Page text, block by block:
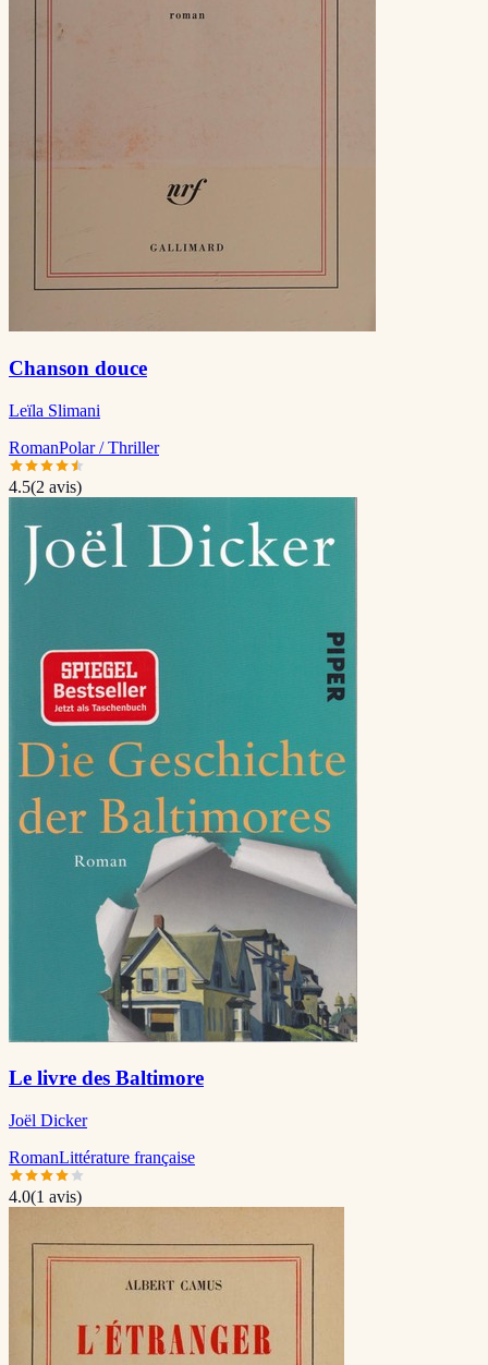
Chanson douce
Leïla Slimani
RomanPolar / Thriller
4.5(2 avis)
Le livre des Baltimore
Joël Dicker
RomanLittérature française
4.0(1 avis)